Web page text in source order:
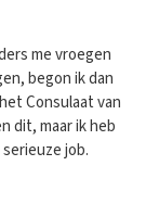
me vroegen
begon ik dan
Consulaat van
dit, maar ik heb
job.